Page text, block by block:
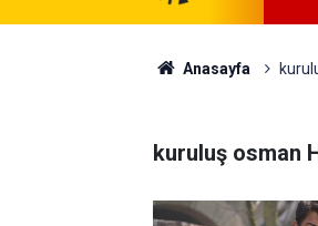
Anasayfa
kuruluş osman